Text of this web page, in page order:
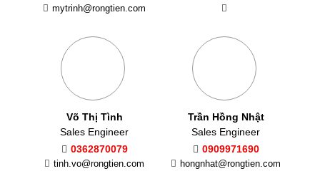
mytrinh@rongtien.com
Võ Thị Tình
Sales Engineer
0362870079
tinh.vo@rongtien.com
Trần Hồng Nhật
Sales Engineer
0909971690
hongnhat@rongtien.com